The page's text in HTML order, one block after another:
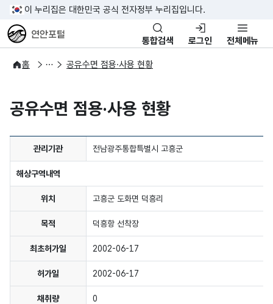
이 누리집은 대한민국 공식 전자정부 누리집입니다.
연안포털 통합검색 로그인 전체메뉴
홈
공유수면관리
공유수면 점용·사용공유수면 점용·사용 현황
공유수면 점용·사용 현황
관리기관 전남광주통합특별시 고흥군
해상구역내역
위치 고흥군 도화면 덕흥리
목적 덕흥항 선착장
최초허가일 2002-06-17
허가일 2002-06-17
채취량 0